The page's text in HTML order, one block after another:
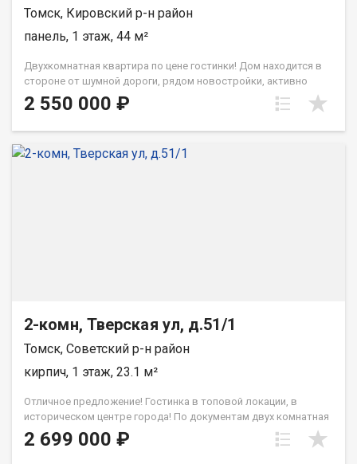
Томск, Кировский р-н район
панель, 1 этаж, 44 м²
Двухкомнатная квартира по цене гостинки! Дом находится в
стороне от шумной дороги, рядом новостройки, активно
развивается район. Рядом расположен лес, уникальная
возможность прогуляться и насладиться свежим воздухом,
магазины, аптеки, маркетплейсы, детский сад и школа.
2 550 000 ₽
2-комн, Тверская ул, д.51/1
Томск, Советский р-н район
кирпич, 1 этаж, 23.1 м²
Отличное предложение! Гостинка в топовой локации, в
историческом центре города! По документам двух комнатная
квартира! Общая площадь квартиры составляет 23,1 кв.м.
Квартира расположена на 1 этаже 5-этажного кирпичного
2 699 000 ₽